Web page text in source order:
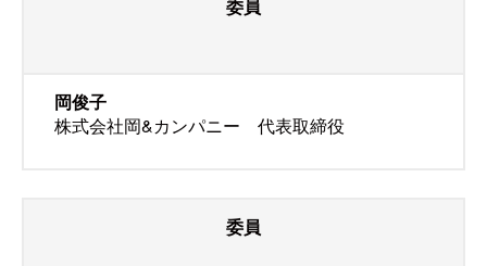
委員
岡俊子
株式会社岡&カンパニー 代表取締役
委員